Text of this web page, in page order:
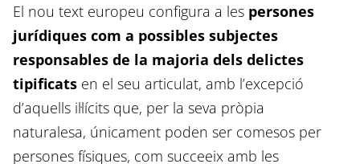
El nou text europeu configura a les persones
jurídiques com a possibles subjectes
responsables de la majoria dels delictes
tipificats en el seu articulat, amb l’excepció
d’aquells il·lícits que, per la seva pròpia
naturalesa, únicament poden ser comesos per
persones físiques, com succeeix amb les